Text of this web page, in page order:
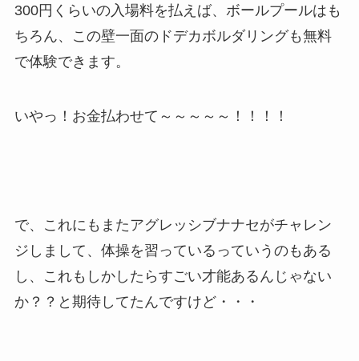
300円くらいの入場料を払えば、ボールプールはも
ちろん、この壁一面のドデカボルダリングも無料
で体験できます。
いやっ！お金払わせて～～～～～！！！！
で、これにもまたアグレッシブナナセがチャレン
ジしまして、体操を習っているっていうのもある
し、これもしかしたらすごい才能あるんじゃない
か？？と期待してたんですけど・・・